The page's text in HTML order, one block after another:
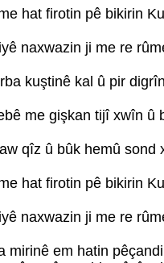
hat firotin pê bikirin
naxwazin ji me re
kuştinê kal û pir
me gişkan tijî xwîn û
qîz û bûk hemû sond
hat firotin pê bikirin
naxwazin ji me re
mirinê em hatin